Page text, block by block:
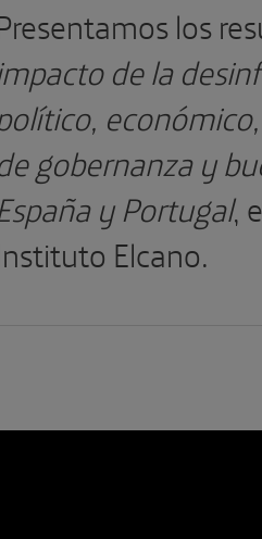
los
de la
gobernanza y
y Portugal,
Elcano.